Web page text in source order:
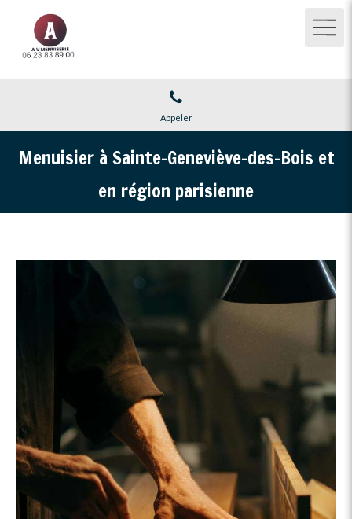
Appeler
Menuisier à Sainte-Geneviève-des-Bois et
en région parisienne